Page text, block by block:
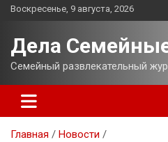
Воскресенье, 9 августа, 2026
Дела
Семейный развлекательный
Главная
Новости